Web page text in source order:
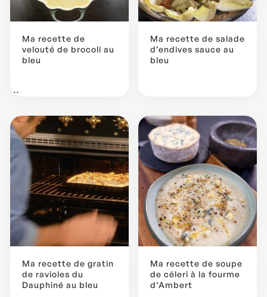
Ma recette de
velouté de brocoli au
bleu
...
Ma recette de salade
d’endives sauce au
bleu
Ma recette de gratin
de ravioles du
Dauphiné au bleu
Ma recette de soupe
de céleri à la fourme
d’Ambert